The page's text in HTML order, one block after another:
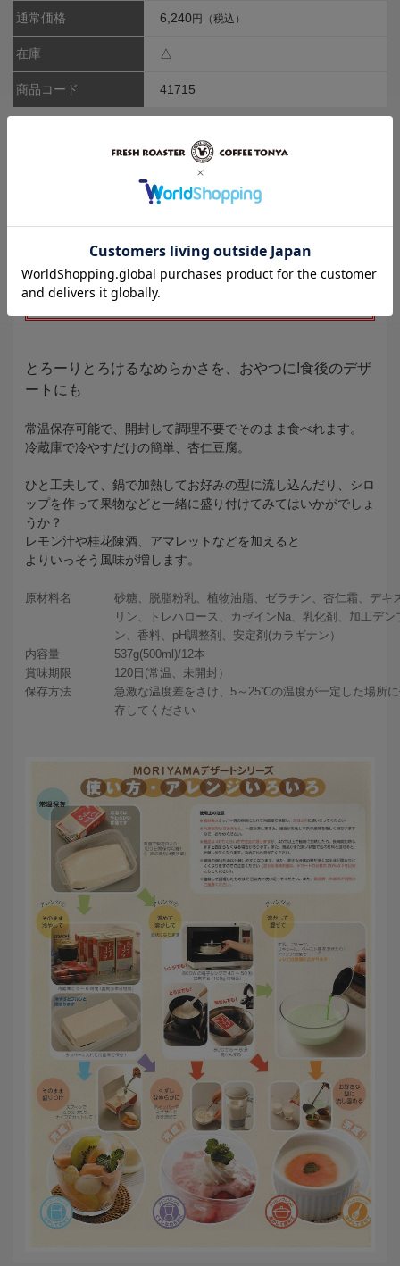
通常価格 6,240円（税込）
在庫 △
商品コード 41715
※守山乳業製品は業務用商品の為、
25日以上
とろーりとろけるなめらかさを、おやつに!食後のデザ
ートにも
常温保存可能で、開封して調理不要でそのまま食べれます。
冷蔵庫で冷やすだけの簡単、杏仁豆腐。
ひと工夫して、鍋で加熱してお好みの型に流し込んだり、シロ
ップを作って果物などと一緒に盛り付けてみてはいかがでしょ
うか？
レモン汁や桂花陳酒、アマレットなどを加えると
よりいっそう風味が増します。
原材料名
砂糖、脱脂粉乳、植物油脂、ゼラチン、杏仁霜、デキ
リン、トレハロース、カゼインNa、乳化剤、加工デン
ン、香料、pH調整剤、安定剤(カラギナン）
内容量
537g(500ml)/12本
賞味期限
120日(常温、未開封）
保存方法
急激な温度差をさけ、5～25℃の温度が一定した場所
存してください